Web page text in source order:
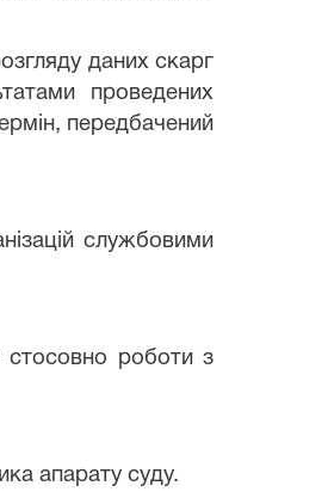
даних скарг
проведених
передбачений
службовими
стосовно роботи з
апарату суду.